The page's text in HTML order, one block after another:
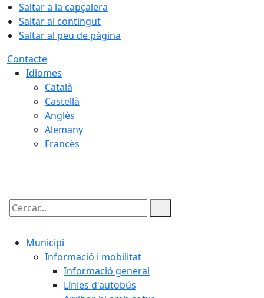
Saltar a la capçalera
Saltar al contingut
Saltar al peu de pàgina
Contacte
Idiomes
Català
Castellà
Anglès
Alemany
Francès
Cercar:
Municipi
Informació i mobilitat
Informació general
Línies d'autobús